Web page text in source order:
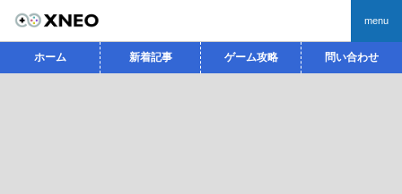
menu
ホーム 新着記事 ゲーム攻略 問い合わせ